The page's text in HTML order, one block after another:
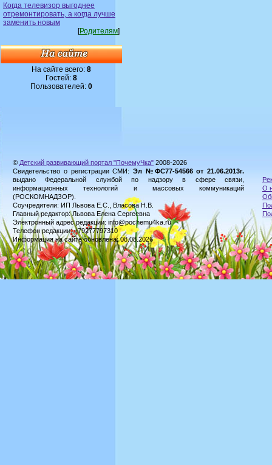
Когда телевизор выгоднее
отремонтировать, а когда лучше
заменить новым
[Родителям]
На сайте всего: 8
Гостей: 8
Пользователей: 0
© Детский развивающий портал "ПочемуЧка" 2008-2026
Свидетельство о регистрации СМИ: Эл №ФС77-54566 от 21.06.2013г.
выдано Федеральной службой по надзору в сфере связи,
информационных технологий и массовых коммуникаций
(РОСКОМНАДЗОР).
Соучредители: ИП Львова Е.С., Власова Н.В.
Главный редактор: Львова Елена Сергеевна
Электронный адрес редакции: info@pochemu4ka.ru
Телефон редакции: +79277797310
Информация на сайте обновлена: 08.08.2026
О